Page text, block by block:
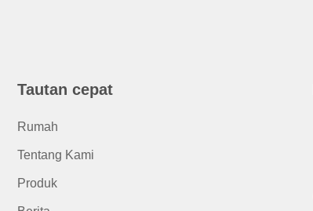
Tautan cepat
Rumah
Tentang Kami
Produk